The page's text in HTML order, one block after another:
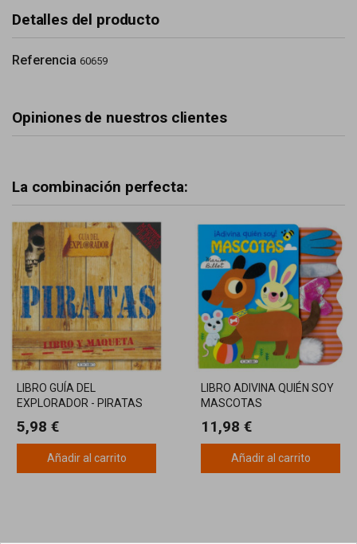
Detalles del producto
Referencia 60659
Opiniones de nuestros clientes
La combinación perfecta:
LIBRO GUÍA DEL
EXPLORADOR - PIRATAS
5,98 €
Añadir al carrito
LIBRO ADIVINA QUIÉN SOY
MASCOTAS
11,98 €
Añadir al carrito